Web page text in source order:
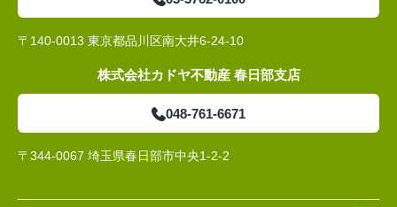
〒140-0013 東京都品川区南大井6-24-10
株式会社カドヤ不動産 春日部支店
048-761-6671
〒344-0067 埼玉県春日部市中央1-2-2